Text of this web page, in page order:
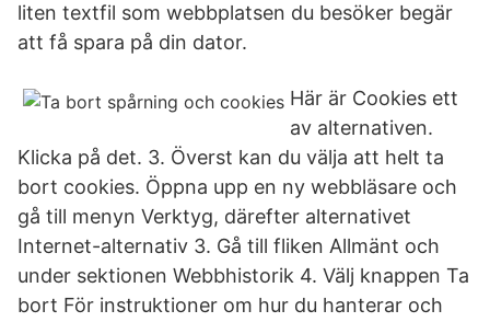
liten textfil som webbplatsen du besöker begär
att få spara på din dator.
Här är Cookies ett
av alternativen.
Klicka på det. 3. Överst kan du välja att helt ta
bort cookies. Öppna upp en ny webbläsare och
gå till menyn Verktyg, därefter alternativet
Internet-alternativ 3. Gå till fliken Allmänt och
under sektionen Webbhistorik 4. Välj knappen Ta
bort För instruktioner om hur du hanterar och